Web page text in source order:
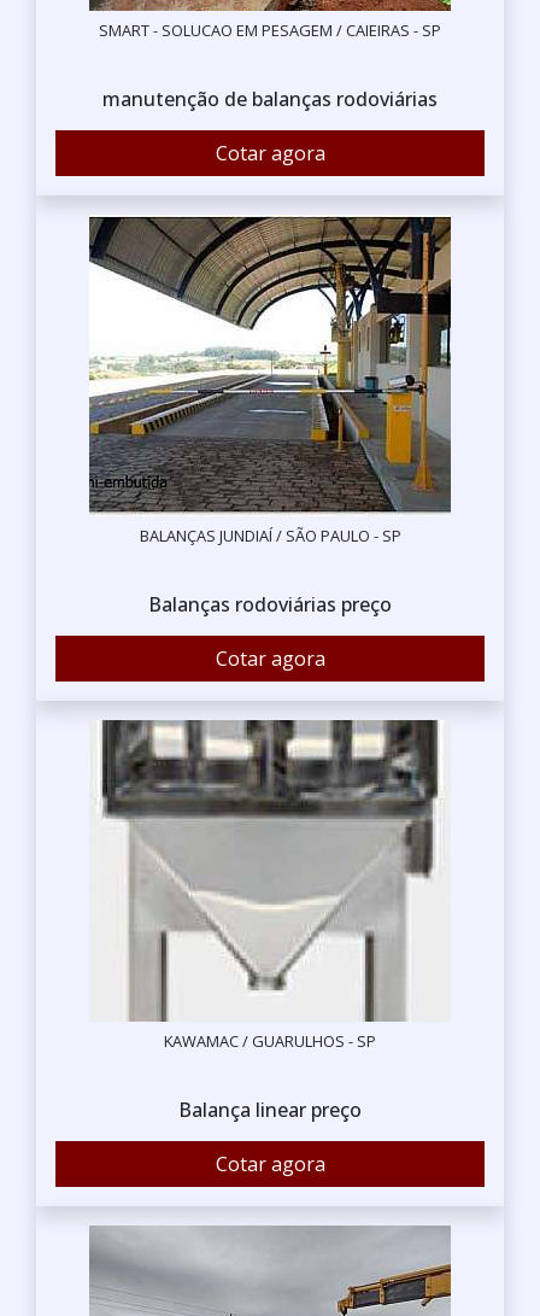
SMART - SOLUCAO EM PESAGEM / CAIEIRAS - SP
manutenção de balanças rodoviárias
Cotar agora
BALANÇAS JUNDIAÍ / SÃO PAULO - SP
Balanças rodoviárias preço
Cotar agora
KAWAMAC / GUARULHOS - SP
Balança linear preço
Cotar agora